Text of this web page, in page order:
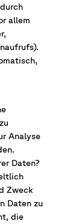
allem
Analyse
Daten?
Zweck
Daten zu
die